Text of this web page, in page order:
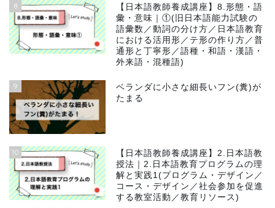
8
【日本語教師養成講座】8.形態・語
彙・意味｜①(旧日本語能力試験の
語彙数／動詞の分け方／日本語教育
における活用形／テ形の作り方／普
通形と丁寧形／語種・和語・漢語・
外来語・混種語)
9
ベランダに小さな細長いフン(糞)が
たまる
10
【日本語教師養成講座】2.日本語教
授法｜2.日本語教育プログラムの理
解と実践1(プログラム・デザイン／
コース・デザイン／社会参加を促進
する教室活動／教育リソース)